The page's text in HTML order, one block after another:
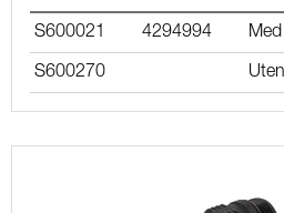
S600021 4294994
S600270